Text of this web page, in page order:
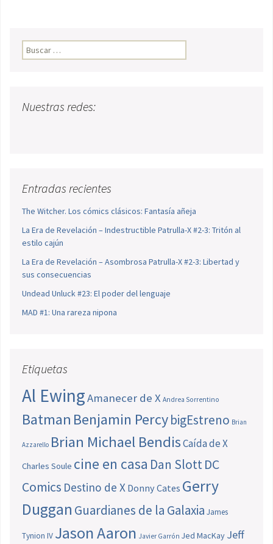
Buscar:
Nuestras redes:
Entradas recientes
The Witcher. Los cómics clásicos: Fantasía añeja
La Era de Revelación – Indestructible Patrulla-X #2-3: Tritón al
estilo cajún
La Era de Revelación – Asombrosa Patrulla-X #2-3: Libertad y
sus consecuencias
Undead Unluck #23: El poder del lenguaje
MAD #1: Una rareza nipona
Etiquetas
Al EwingAmanecer de X Andrea Sorrentino
Batman Benjamin PercybigEstreno Brian
Azzarello Brian Michael BendisCaída de X
Charles Soule cine en casa Dan SlottDC
Comics Destino de X Donny Cates Gerry
Duggan Guardianes de la Galaxia James
Tynion IV Jason Aaron Javier Garrón Jed MacKay Jeff